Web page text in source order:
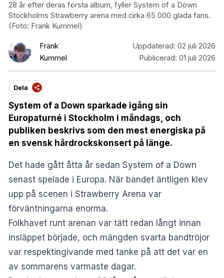
28 år efter deras första album, fyller System of a Down
Stockholms Strawberry arena med cirka 65 000 glada fans.
(Foto: Frank Kummel)
Frank
Kummel
Uppdaterad: 02 juli 2026
Publicerad: 01 juli 2026
Dela
System of a Down sparkade igång sin
Europaturné i Stockholm i måndags, och
publiken beskrivs som den mest energiska på
en svensk hårdrockskonsert på länge.
Det hade gått åtta år sedan System of a Down
senast spelade i Europa. När bandet äntligen klev
upp på scenen i Strawberry Arena var
förväntningarna enorma.
Folkhavet runt arenan var tätt redan långt innan
insläppet började, och mängden svarta bandtröjor
var respektingivande med tanke på att det var en
av sommarens varmaste dagar.